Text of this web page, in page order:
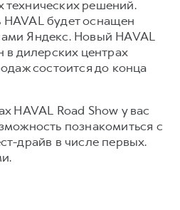
решений.
будет оснащен
Яндекс. Новый HAVAL
в дилерских центрах
состоится до конца
HAVAL Road Show у вас
познакомиться с
драйв в числе первых.